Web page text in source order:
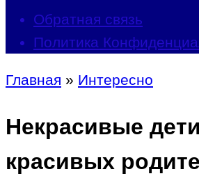
Обратная связь
Политика
Главная » Интересно
Некрасивые дети
красивых